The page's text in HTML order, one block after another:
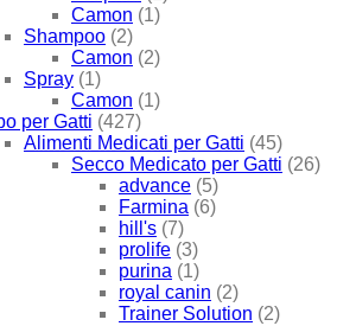
Camon (1)
Shampoo (2)
Camon (2)
Spray (1)
Camon (1)
per Gatti (427)
Alimenti Medicati per Gatti (45)
Secco Medicato per Gatti (26)
advance (5)
Farmina (6)
hill's (7)
prolife (3)
purina (1)
royal canin (2)
Trainer Solution (2)